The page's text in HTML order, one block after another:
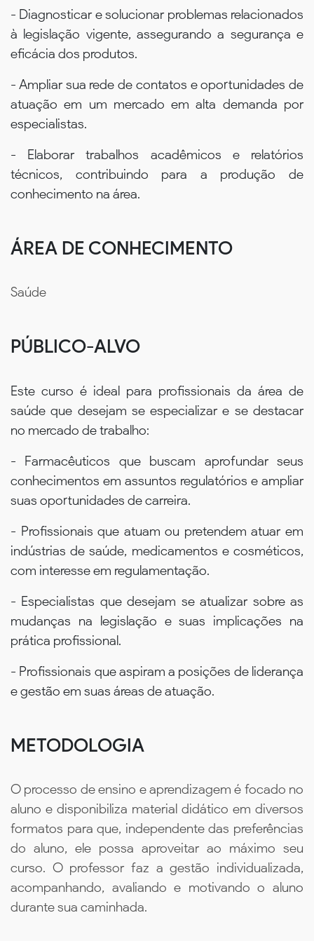
- Diagnosticar e solucionar problemas relacionados
à legislação vigente, assegurando a segurança e
eficácia dos produtos.
- Ampliar sua rede de contatos e oportunidades de
atuação em um mercado em alta demanda por
especialistas.
- Elaborar trabalhos acadêmicos e relatórios
técnicos, contribuindo para a produção de
conhecimento na área.
ÁREA DE CONHECIMENTO
Saúde
PÚBLICO-ALVO
Este curso é ideal para profissionais da área de
saúde que desejam se especializar e se destacar
no mercado de trabalho:
- Farmacêuticos que buscam aprofundar seus
conhecimentos em assuntos regulatórios e ampliar
suas oportunidades de carreira.
- Profissionais que atuam ou pretendem atuar em
indústrias de saúde, medicamentos e cosméticos,
com interesse em regulamentação.
- Especialistas que desejam se atualizar sobre as
mudanças na legislação e suas implicações na
prática profissional.
- Profissionais que aspiram a posições de liderança
e gestão em suas áreas de atuação.
METODOLOGIA
O processo de ensino e aprendizagem é focado no
aluno e disponibiliza material didático em diversos
formatos para que, independente das preferências
do aluno, ele possa aproveitar ao máximo seu
curso. O professor faz a gestão individualizada,
acompanhando, avaliando e motivando o aluno
durante sua caminhada.